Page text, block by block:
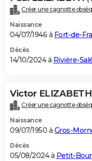
Créer une cagnotte
Naissance
04/07/1946 à Fort-de-
Décès
14/10/2024 à Rivière-
Victor ELIZABETH
Créer une cagnotte
Naissance
09/07/1950 à Gros-
Décès
05/08/2024 à Petit-